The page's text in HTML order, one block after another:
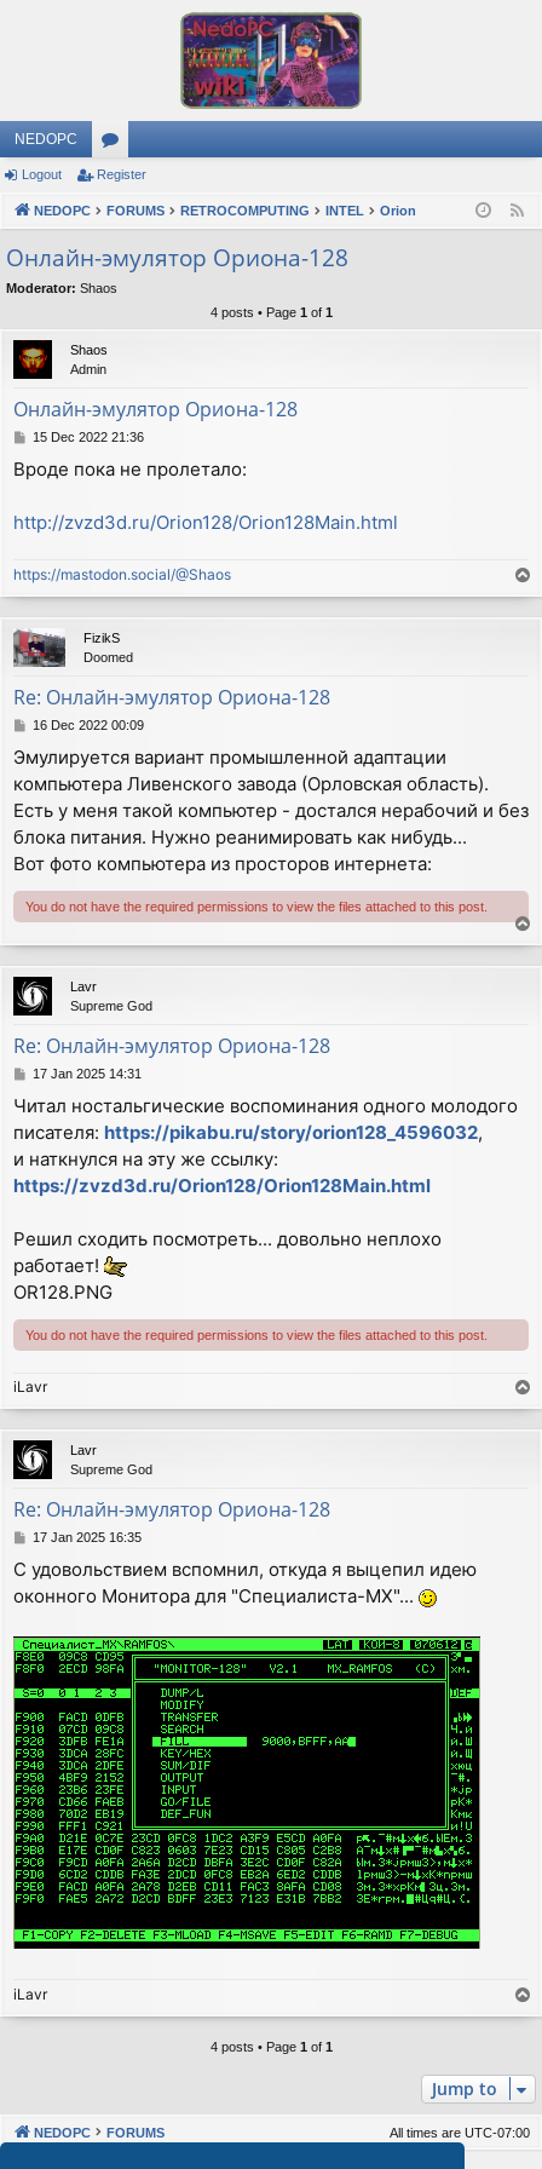
NEDOPC
or
u
s
Logout Register
NEDOPC FORUMS RETROCOMPUTING INTEL Orion
Онлайн-эмулятор Ориона-128
Moderator: Shaos
4 posts • Page 1 of 1
Shaos
Admin
Онлайн-эмулятор Ориона-128
P
s
15 Dec 2022 21:36
Вроде пока не пролетало:
http://zvzd3d.ru/Orion128/Orion128Main.html
https://mastodon.social/@Shaos
o
p
FizikS
Doomed
Re: Онлайн-эмулятор Ориона-128
P
s
t
16 Dec 2022 00:09
Эмулируется вариант промышленной адаптации
компьютера Ливенского завода (Орловская область).
Есть у меня такой компьютер - достался нерабочий и без
блока питания. Нужно реанимировать как нибудь...
Вот фото компьютера из просторов интернета:
You do not have the required permissions to view the files attached to this post.
o
p
Lavr
Supreme God
Re: Онлайн-эмулятор Ориона-128
P
s
t
17 Jan 2025 14:31
Читал ностальгические воспоминания одного молодого
писателя: https://pikabu.ru/story/orion128_4596032,
и наткнулся на эту же ссылку:
https://zvzd3d.ru/Orion128/Orion128Main.html
Решил сходить посмотреть... довольно неплохо
работает!
OR128.PNG
You do not have the required permissions to view the files attached to this post.
iLavr
o
p
Lavr
Supreme God
Re: Онлайн-эмулятор Ориона-128
P
s
t
17 Jan 2025 16:35
С удовольствием вспомнил, откуда я выцепил идею
оконного Монитора для "Специалиста-МХ"...
iLavr
o
4 posts • Page 1 of 1
Jump to
NEDOPC FORUMS All times are UTC-07:00